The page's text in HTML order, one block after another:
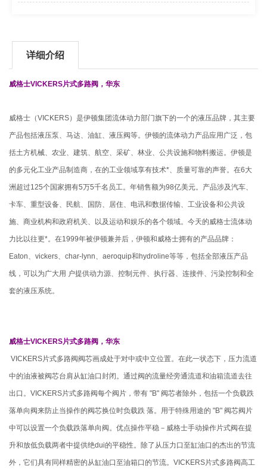
详细介绍
威格士VICKERS片式多路阀，华东
威格士（VICKERS）是伊顿集团流体动力部门旗下的一个的液压品牌，其主要
产品包括液压泵、马达、油缸、液压阀等。伊顿的流体动力产品应用广泛，包
括土方机械、农业、建筑、航空、采矿、林业、公共设施和物料搬运。伊顿是
的多元化工业产品制造商，在的工业领域享有技术*、质量可靠的声誉。在6大
洲超过125个国家拥有5万5千名员工。年销售额为98亿美元。产品涉及汽车、
卡车、重型设备、民航、国防、居住、电讯和数据传输、工业设备和公共设
施、商业机构和政府机关、以及运动和娱乐的各个领域。今天的威格士流体动
力比以往更*。在1999年被伊顿兼并后，伊顿和威格士拥有的产品品牌：
Eaton、vickers、char-lynn、aeroquip和hydroline等等，包括全部液压产品
线，可以为广大用 户提供动力源、控制元件、执行器、连接件、污染控制和全
套的液压系统。
威格士VICKERS片式多路阀，华东
VICKERS片式多路阀阀芯画成处于对中或中立位置。在此一状态下，压力流道
中的油液被阀芯台肩从缸油口封闭。通过阀的流量经旁通流道和油箱流道去往
出口。VICKERS片式多路阀每个阀片，带有 "B" 阀芯者除外，包括一个负载跌
落单向阀来防止当操作的阀芯换位时负载跌 落。用于特殊用途的 "B" 阀芯阀片
中可以设置一个负载跌落单向阀。优点操作平稳－威格士手动操作片式阀在提
升和放低负载两者中提供绝dui的平稳性。除了从压力口至缸油口的杰出的节流
外，它们具有同样精密的从缸油口至油箱口的节流。VICKERS片式多路阀高工